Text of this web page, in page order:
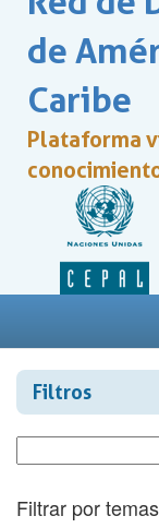
de
Caribe
Plataforma
Filtros
Filtrar por temas